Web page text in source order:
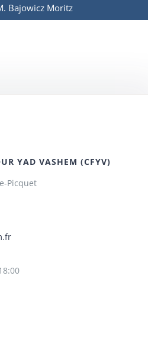
Bajowicz Moritz
YAD VASHEM (CFYV)
Picquet